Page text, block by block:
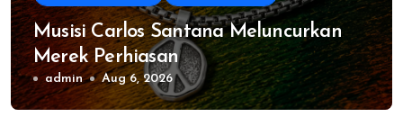
Musisi Carlos Santana Meluncurkan
Merek Perhiasan
admin Aug 6, 2026